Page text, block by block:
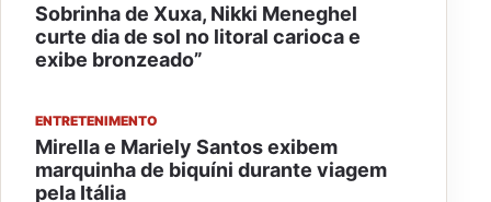
Sobrinha de Xuxa, Nikki Meneghel
curte dia de sol no litoral carioca e
exibe bronzeado”
ENTRETENIMENTO
Mirella e Mariely Santos exibem
marquinha de biquíni durante viagem
pela Itália